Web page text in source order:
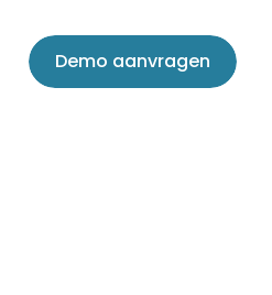
Demo aanvragen